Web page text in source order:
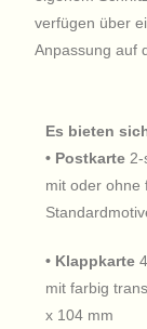
verfügen über
Anpassung auf
Es bieten
• Postkarte
mit oder ohne
• Klappkarte
mit farbig
x 104 mm